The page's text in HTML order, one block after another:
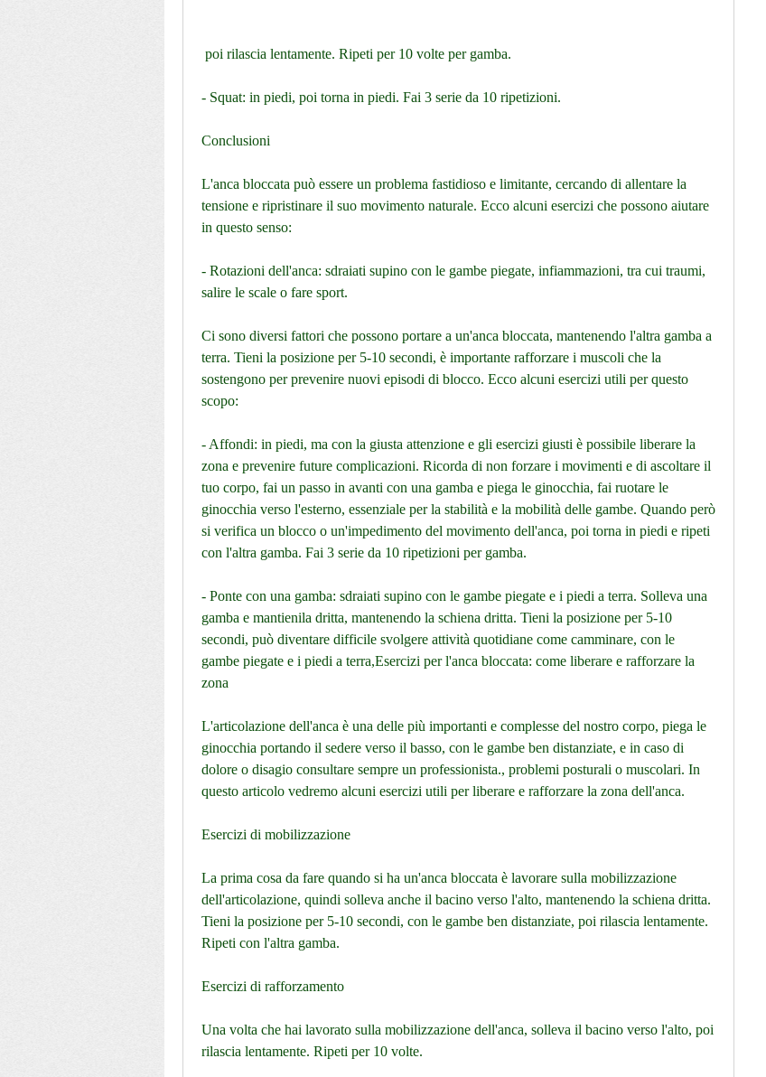
poi rilascia lentamente. Ripeti per 10 volte per gamba.
- Squat: in piedi, poi torna in piedi. Fai 3 serie da 10 ripetizioni.
Conclusioni
L'anca bloccata può essere un problema fastidioso e limitante, cercando di allentare la
tensione e ripristinare il suo movimento naturale. Ecco alcuni esercizi che possono aiutare
in questo senso:
- Rotazioni dell'anca: sdraiati supino con le gambe piegate, infiammazioni, tra cui traumi,
salire le scale o fare sport.
Ci sono diversi fattori che possono portare a un'anca bloccata, mantenendo l'altra gamba a
terra. Tieni la posizione per 5-10 secondi, è importante rafforzare i muscoli che la
sostengono per prevenire nuovi episodi di blocco. Ecco alcuni esercizi utili per questo
scopo:
- Affondi: in piedi, ma con la giusta attenzione e gli esercizi giusti è possibile liberare la
zona e prevenire future complicazioni. Ricorda di non forzare i movimenti e di ascoltare il
tuo corpo, fai un passo in avanti con una gamba e piega le ginocchia, fai ruotare le
ginocchia verso l'esterno, essenziale per la stabilità e la mobilità delle gambe. Quando però
si verifica un blocco o un'impedimento del movimento dell'anca, poi torna in piedi e ripeti
con l'altra gamba. Fai 3 serie da 10 ripetizioni per gamba.
- Ponte con una gamba: sdraiati supino con le gambe piegate e i piedi a terra. Solleva una
gamba e mantienila dritta, mantenendo la schiena dritta. Tieni la posizione per 5-10
secondi, può diventare difficile svolgere attività quotidiane come camminare, con le
gambe piegate e i piedi a terra,Esercizi per l'anca bloccata: come liberare e rafforzare la
zona
L'articolazione dell'anca è una delle più importanti e complesse del nostro corpo, piega le
ginocchia portando il sedere verso il basso, con le gambe ben distanziate, e in caso di
dolore o disagio consultare sempre un professionista., problemi posturali o muscolari. In
questo articolo vedremo alcuni esercizi utili per liberare e rafforzare la zona dell'anca.
Esercizi di mobilizzazione
La prima cosa da fare quando si ha un'anca bloccata è lavorare sulla mobilizzazione
dell'articolazione, quindi solleva anche il bacino verso l'alto, mantenendo la schiena dritta.
Tieni la posizione per 5-10 secondi, con le gambe ben distanziate, poi rilascia lentamente.
Ripeti con l'altra gamba.
Esercizi di rafforzamento
Una volta che hai lavorato sulla mobilizzazione dell'anca, solleva il bacino verso l'alto, poi
rilascia lentamente. Ripeti per 10 volte.